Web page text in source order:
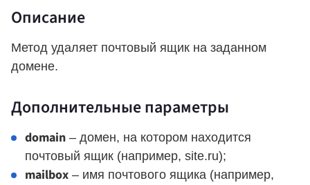
Описание
Метод удаляет почтовый ящик на заданном
домене.
Дополнительные параметры
domain – домен, на котором находится
почтовый ящик (например, site.ru);
mailbox – имя почтового ящика (например,